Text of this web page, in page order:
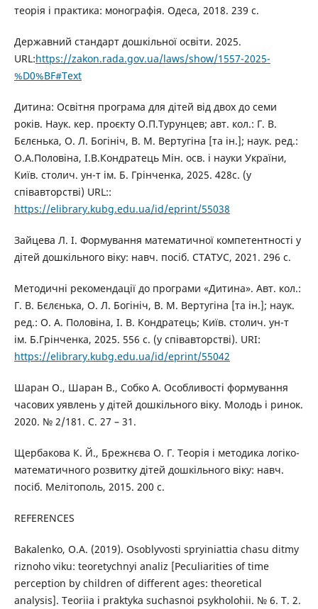
теорія і практика: монографія. Одеса, 2018. 239 с.
Державний стандарт дошкільної освіти. 2025.
URL:https://zakon.rada.gov.ua/laws/show/1557-2025-
%D0%BF#Text
Дитина: Освітня програма для дітей від двох до семи
років. Наук. кер. проєкту О.П.Турунцев; авт. кол.: Г. В.
Бєлєнька, О. Л. Богініч, В. М. Вертугіна [та ін.]; наук. ред.:
О.А.Половіна, І.В.Кондратець Мін. осв. і науки України,
Київ. столич. ун-т ім. Б. Грінченка, 2025. 428с. (у
співавторстві) URL::
https://elibrary.kubg.edu.ua/id/eprint/55038
Зайцева Л. І. Формування математичної компетентності у
дітей дошкільного віку: навч. посіб. СТАТУС, 2021. 296 с.
Методичні рекомендації до програми «Дитина». Авт. кол.:
Г. В. Бєлєнька, О. Л. Богініч, В. М. Вертугіна [та ін.]; наук.
ред.: О. А. Половіна, І. В. Кондратець; Київ. столич. ун-т
ім. Б.Грінченка, 2025. 556 с. (у співавторстві). URI:
https://elibrary.kubg.edu.ua/id/eprint/55042
Шаран О., Шаран В., Собко А. Особливості формування
часових уявлень у дітей дошкільного віку. Молодь і ринок.
2020. № 2/181. С. 27 – 31.
Щербакова К. Й., Брежнєва О. Г. Теорія і методика логіко-
математичного розвитку дітей дошкільного віку: навч.
посіб. Мелітополь, 2015. 200 с.
REFERENCES
Bakalenko, O.A. (2019). Osoblyvosti spryiniattia chasu ditmy
riznoho viku: teoretychnyi analiz [Peculiarities of time
perception by children of different ages: theoretical
analysis]. Teoriia i praktyka suchasnoi psykholohii. № 6. T. 2.